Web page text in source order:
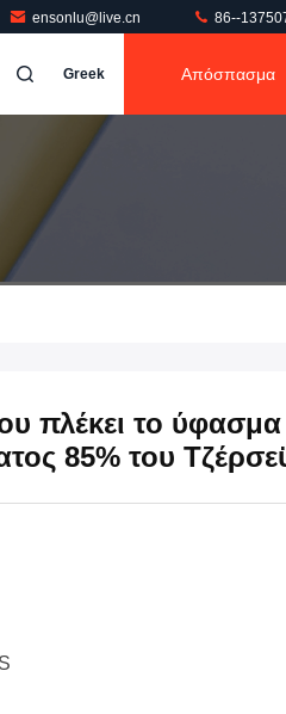
ensonlu@live.cn 86--
Greek Απόσπασμα
πλέκει το ύφασμα
85% του